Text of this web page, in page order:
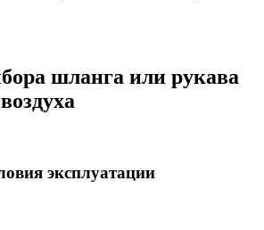
шланга или рукава
эксплуатации